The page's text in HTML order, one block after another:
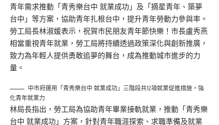
青年需求推動「青秀樂台中 就業成功」及「摘星青年、築夢
台中」等方案，協助青年扎根台中，提升青年勞動力參與率。
勞工局長林淑媛表示，祝賀市民朋友青年節快樂！市長盧秀燕
相當重視青年就業，勞工局將持續透過政策深化與創新推廣，
致力為年輕人提供勇敢追夢的舞台，成為推動城市進步的力
量。
中市府運用「青秀樂台中 就業成功」三階段共12項就業促進措施，強
化青年就業力
林局長指出，勞工局為協助青年畢業接軌就業，推動「青秀樂
台中 就業成功」方案，針對青年職涯探索、求職準備及就業